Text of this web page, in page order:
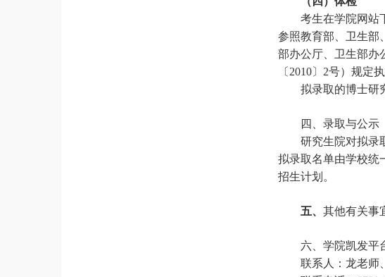
考生在学院网站
参照教育部、卫生部
部办公厅、卫生部办
〔2010〕2号）规定执
拟录取的博士研
四 、录取与公示
研究生院对拟录
拟录取名单由学校统
招生计划。
五、 其他有关事
六、学院凯发平
联系人：龙老师